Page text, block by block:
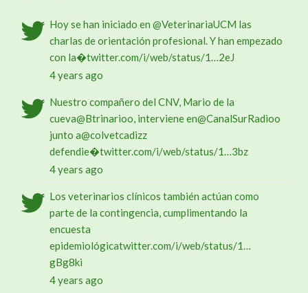
Hoy se han iniciado en @VeterinariaUCM las
charlas de orientación profesional. Y han empezado
con la�twitter.com/i/web/status/1…2eJ
4 years ago
Nuestro compañero del CNV, Mario de la
cueva@Btrinarioo, interviene en@CanalSurRadioo
junto a@colvetcadizz
defendie�twitter.com/i/web/status/1…3bz
4 years ago
Los veterinarios clínicos también actúan como
parte de la contingencia, cumplimentando la
encuesta
epidemiológicatwitter.com/i/web/status/1…
gBg8ki
4 years ago